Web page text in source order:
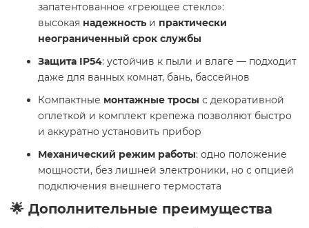
запатентованное «греющее стекло»:
высокая надежность и практически
неограниченный срок службы
Защита IP54: устойчив к пыли и влаге — подходит
даже для ванных комнат, бань, бассейнов
Компактные монтажные тросы с декоративной
оплеткой и комплект крепежа позволяют быстро
и аккуратно установить прибор
Механический режим работы: одно положение
мощности, без лишней электроники, но с опцией
подключения внешнего термостата
🌟 Дополнительные преимущества